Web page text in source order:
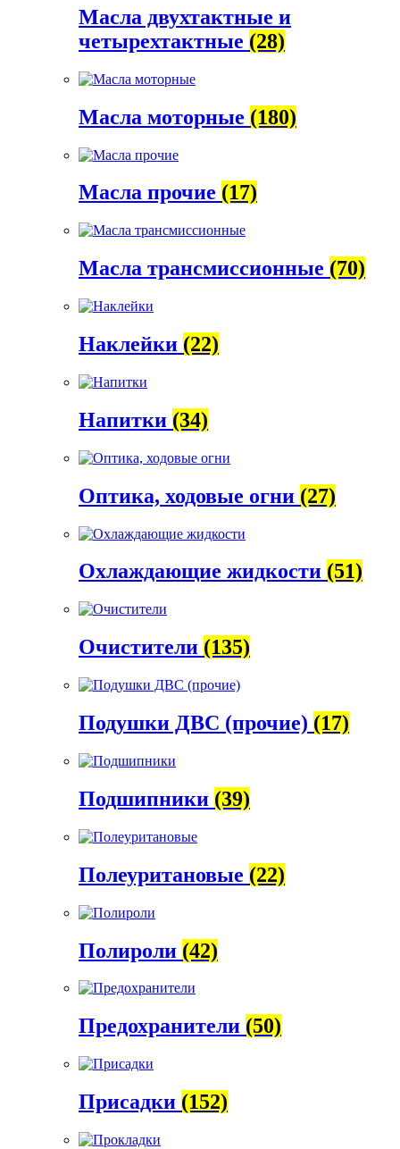
Масла двухтактные и
четырехтактные (28)
Масла моторные (180)
Масла прочие (17)
Масла трансмиссионные (70)
Наклейки (22)
Напитки (34)
Оптика, ходовые огни (27)
Охлаждающие жидкости (51)
Очистители (135)
Подушки ДВС (прочие) (17)
Подшипники (39)
Полеуритановые (22)
Полироли (42)
Предохранители (50)
Присадки (152)